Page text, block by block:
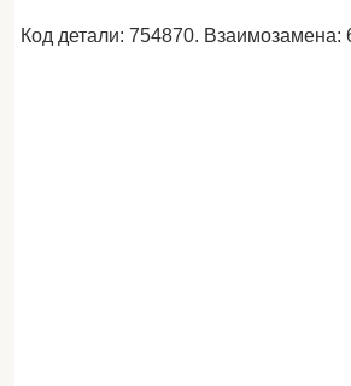
Код детали: 754870. Взаимозамена: